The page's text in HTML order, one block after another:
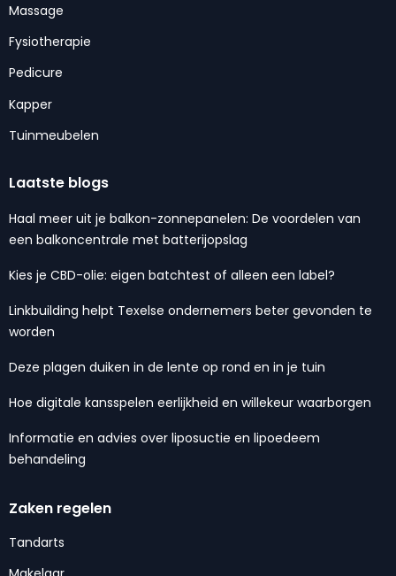
Massage
Fysiotherapie
Pedicure
Kapper
Tuinmeubelen
Laatste blogs
Haal meer uit je balkon-zonnepanelen: De voordelen van
een balkoncentrale met batterijopslag
Kies je CBD-olie: eigen batchtest of alleen een label?
Linkbuilding helpt Texelse ondernemers beter gevonden te
worden
Deze plagen duiken in de lente op rond en in je tuin
Hoe digitale kansspelen eerlijkheid en willekeur waarborgen
Informatie en advies over liposuctie en lipoedeem
behandeling
Zaken regelen
Tandarts